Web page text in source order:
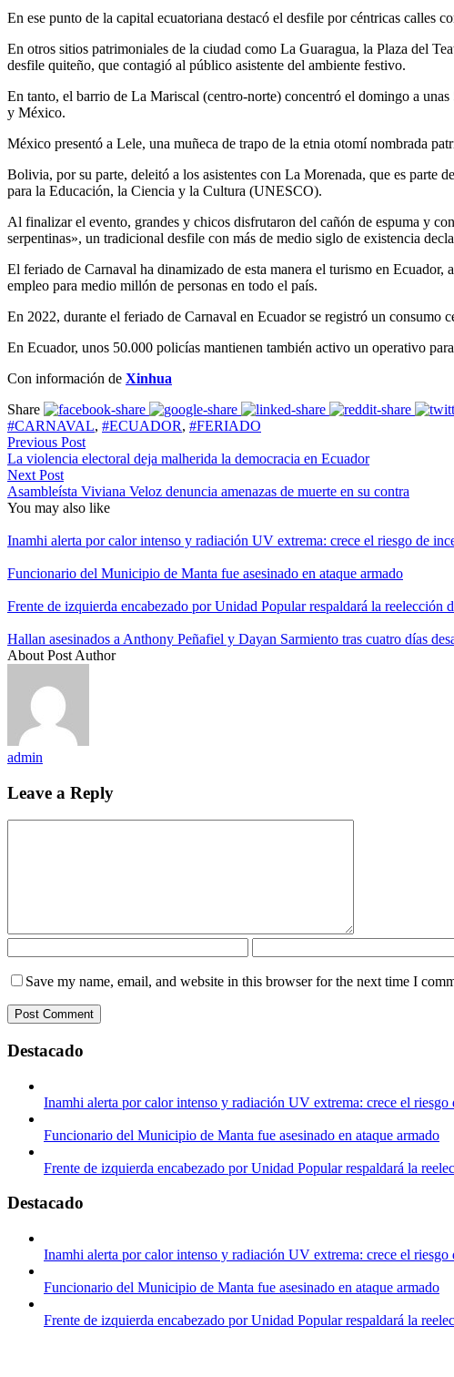
En ese punto de la capital ecuatoriana destacó el desfile por céntricas calles
En otros sitios patrimoniales de la ciudad como La Guaragua, la Plaza del
desfile quiteño, que contagió al público asistente del ambiente festivo.
En tanto, el barrio de La Mariscal (centro-norte) concentró el domingo a
y México.
México presentó a Lele, una muñeca de trapo de la etnia otomí nombrada
Bolivia, por su parte, deleitó a los asistentes con La Morenada, que es
para la Educación, la Ciencia y la Cultura (UNESCO).
Al finalizar el evento, grandes y chicos disfrutaron del cañón de espuma y
serpentinas», un tradicional desfile con más de medio siglo de existencia
El feriado de Carnaval ha dinamizado de esta manera el turismo en
empleo para medio millón de personas en todo el país.
En 2022, durante el feriado de Carnaval en Ecuador se registró un consumo
En Ecuador, unos 50.000 policías mantienen también activo un operativo
Con información de Xinhua
Share
#CARNAVAL, #ECUADOR, #FERIADO
Previous Post
La violencia electoral deja malherida la democracia en Ecuador
Next Post
Asambleísta Viviana Veloz denuncia amenazas de muerte en su contra
You may also like
Inamhi alerta por calor intenso y radiación UV extrema: crece el riesgo de
Funcionario del Municipio de Manta fue asesinado en ataque armado
Frente de izquierda encabezado por Unidad Popular respaldará la reelección
Hallan asesinados a Anthony Peñafiel y Dayan Sarmiento tras cuatro días
About Post Author
admin
Leave a Reply
Save my name, email, and website in this browser for the next time I
Destacado
Inamhi alerta por calor intenso y radiación UV extrema: crece el riesgo
Funcionario del Municipio de Manta fue asesinado en ataque armado
Frente de izquierda encabezado por Unidad Popular respaldará la
Destacado
Inamhi alerta por calor intenso y radiación UV extrema: crece el riesgo
Funcionario del Municipio de Manta fue asesinado en ataque armado
Frente de izquierda encabezado por Unidad Popular respaldará la